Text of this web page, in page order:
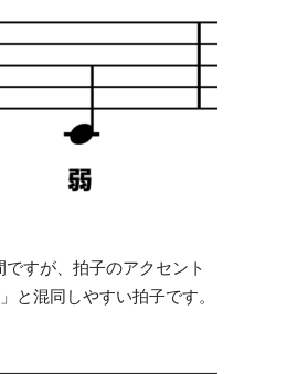
すが、拍子のアクセント
混同しやすい拍子です。